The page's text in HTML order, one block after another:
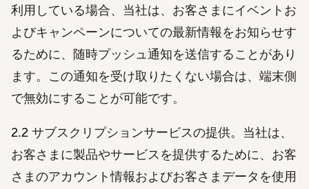
利用している場合、当社は、お客さまにイベントお
よびキャンペーンについての最新情報をお知らせす
るために、随時プッシュ通知を送信することがあり
ます。この通知を受け取りたくない場合は、端末側
で無効にすることが可能です。
2.2 サブスクリプションサービスの提供。当社は、
お客さまに製品やサービスを提供するために、お客
さまのアカウント情報およびお客さまデータを使用